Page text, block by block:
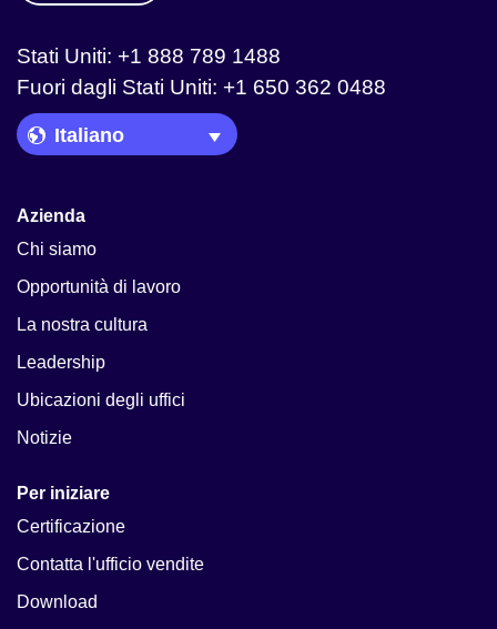
Stati Uniti: +1 888 789 1488
Fuori dagli Stati Uniti: +1 650 362 0488
Language Picker
Azienda
Chi siamo
Opportunità di lavoro
La nostra cultura
Leadership
Ubicazioni degli uffici
Notizie
Per iniziare
Certificazione
Contatta l'ufficio vendite
Download